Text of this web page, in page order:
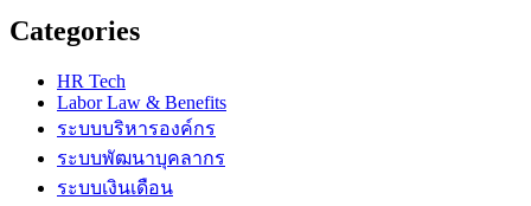
Categories
HR Tech
Labor Law & Benefits
ระบบบริหารองค์กร
ระบบพัฒนาบุคลากร
ระบบเงินเดือน